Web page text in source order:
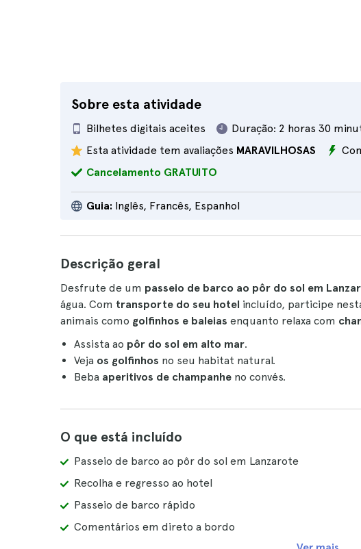
Sobre esta atividade
Bilhetes digitais aceites Duração: 2 horas 30
Esta atividade tem avaliações MARAVILHOSAS
Cancelamento GRATUITO
Guia: Inglês, Francês, Espanhol
Descrição geral
Desfrute de um passeio de barco ao pôr do sol em
água. Com transporte do seu hotel incluído, participe
animais como golfinhos e baleias enquanto relaxa com
Assista ao pôr do sol em alto mar.
Veja os golfinhos no seu habitat natural.
Beba aperitivos de champanhe no convés.
O que está incluído
Passeio de barco ao pôr do sol em Lanzarote
Recolha e regresso ao hotel
Passeio de barco rápido
Comentários em direto a bordo